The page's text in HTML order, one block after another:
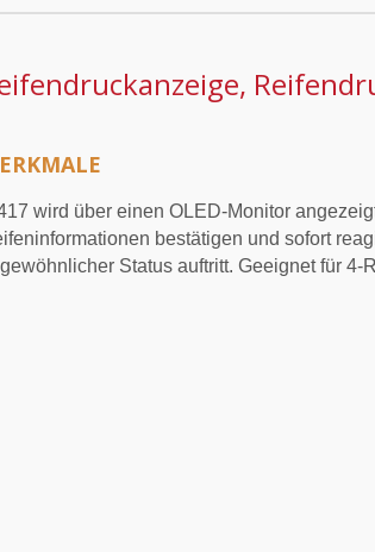
wird über einen OLED-Monitor
bestätigen und sofort
Status auftritt. Geeignet für 4-